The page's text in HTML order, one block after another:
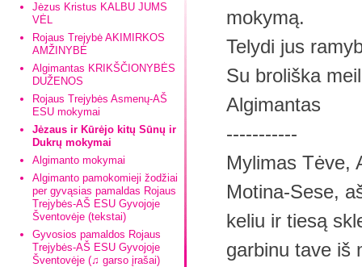
Jėzus Kristus KALBU JUMS
VĖL
Rojaus Trejybė AKIMIRKOS
AMŽINYBĖ
Algimantas KRIKŠČIONYBĖS
DUŽENOS
Rojaus Trejybės Asmenų-AŠ
ESU mokymai
Jėzaus ir Kūrėjo kitų Sūnų ir
Dukrų mokymai
Algimanto mokymai
Algimanto pamokomieji žodžiai
per gyvąsias pamaldas Rojaus
Trejybės-AŠ ESU Gyvojoje
Šventovėje (tekstai)
Gyvosios pamaldos Rojaus
Trejybės-AŠ ESU Gyvojoje
Šventovėje (♫ garso įrašai)
mokymą.
Telydi jus
Su broliška
Algimantas
-----------
Mylimas Tėve,
Motina-Sese,
keliu ir tiesą
garbinu tave iš